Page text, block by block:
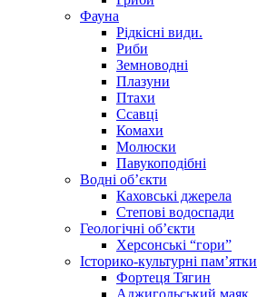
Фауна
Рідкісні види.
Риби
Земноводні
Плазуни
Птахи
Ссавці
Комахи
Молюски
Павукоподібні
Водні об’єкти
Каховські джерела
Степові водоспади
Геологічні об’єкти
Херсонські “гори”
Історико-культурні пам’ятки
Фортеця Тягин